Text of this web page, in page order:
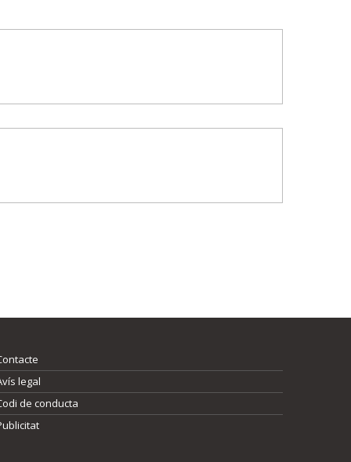
legal
de conducta